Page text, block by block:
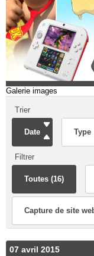
Galerie images
Trier
Date Type
Filtrer
Toutes (16)
Capture de site
07 avril 2015